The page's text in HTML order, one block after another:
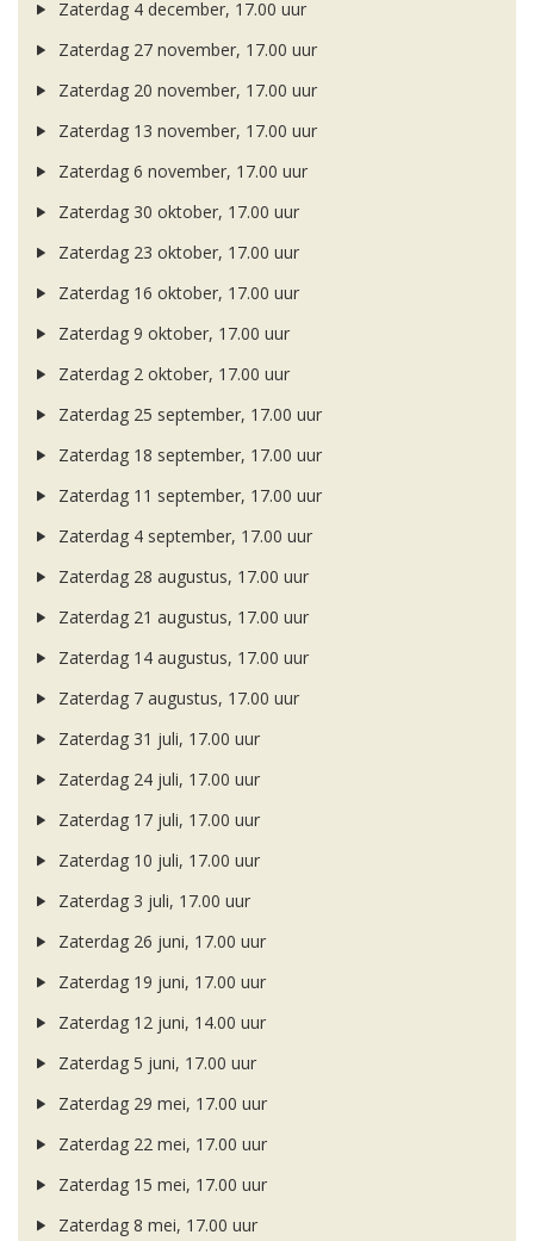
Zaterdag 4 december, 17.00 uur
Zaterdag 27 november, 17.00 uur
Zaterdag 20 november, 17.00 uur
Zaterdag 13 november, 17.00 uur
Zaterdag 6 november, 17.00 uur
Zaterdag 30 oktober, 17.00 uur
Zaterdag 23 oktober, 17.00 uur
Zaterdag 16 oktober, 17.00 uur
Zaterdag 9 oktober, 17.00 uur
Zaterdag 2 oktober, 17.00 uur
Zaterdag 25 september, 17.00 uur
Zaterdag 18 september, 17.00 uur
Zaterdag 11 september, 17.00 uur
Zaterdag 4 september, 17.00 uur
Zaterdag 28 augustus, 17.00 uur
Zaterdag 21 augustus, 17.00 uur
Zaterdag 14 augustus, 17.00 uur
Zaterdag 7 augustus, 17.00 uur
Zaterdag 31 juli, 17.00 uur
Zaterdag 24 juli, 17.00 uur
Zaterdag 17 juli, 17.00 uur
Zaterdag 10 juli, 17.00 uur
Zaterdag 3 juli, 17.00 uur
Zaterdag 26 juni, 17.00 uur
Zaterdag 19 juni, 17.00 uur
Zaterdag 12 juni, 14.00 uur
Zaterdag 5 juni, 17.00 uur
Zaterdag 29 mei, 17.00 uur
Zaterdag 22 mei, 17.00 uur
Zaterdag 15 mei, 17.00 uur
Zaterdag 8 mei, 17.00 uur